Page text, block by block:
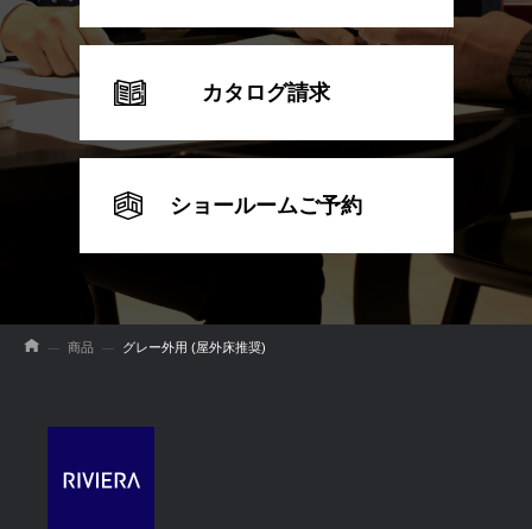
カタログ請求
ショールームご予約
商品 グレー外用 (屋外床推奨)